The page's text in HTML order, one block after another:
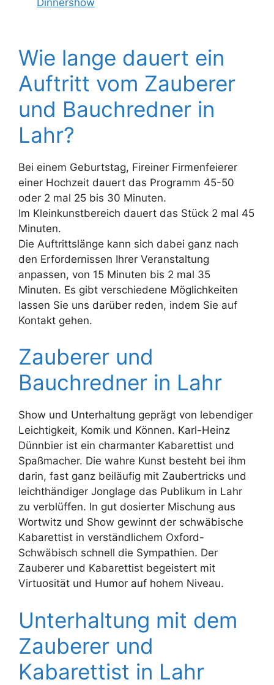
Dinnershow
Wie lange dauert ein
Auftritt vom Zauberer
und Bauchredner in
Lahr?
Bei einem Geburtstag, Fireiner Firmenfeierer
einer Hochzeit dauert das Programm 45-50
oder 2 mal 25 bis 30 Minuten.
Im Kleinkunstbereich dauert das Stück 2 mal 45
Minuten.
Die Auftrittslänge kann sich dabei ganz nach
den Erfordernissen Ihrer Veranstaltung
anpassen, von 15 Minuten bis 2 mal 35
Minuten. Es gibt verschiedene Möglichkeiten
lassen Sie uns darüber reden, indem Sie auf
Kontakt gehen.
Zauberer und
Bauchredner in Lahr
Show und Unterhaltung geprägt von lebendiger
Leichtigkeit, Komik und Können. Karl-Heinz
Dünnbier ist ein charmanter Kabarettist und
Spaßmacher. Die wahre Kunst besteht bei ihm
darin, fast ganz beiläufig mit Zaubertricks und
leichthändiger Jonglage das Publikum in Lahr
zu verblüffen. In gut dosierter Mischung aus
Wortwitz und Show gewinnt der schwäbische
Kabarettist in verständlichem Oxford-
Schwäbisch schnell die Sympathien. Der
Zauberer und Kabarettist begeistert mit
Virtuosität und Humor auf hohem Niveau.
Unterhaltung mit dem
Zauberer und
Kabarettist in Lahr